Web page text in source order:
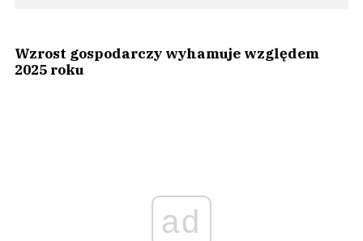
Wzrost gospodarczy wyhamuje względem
2025 roku
ad